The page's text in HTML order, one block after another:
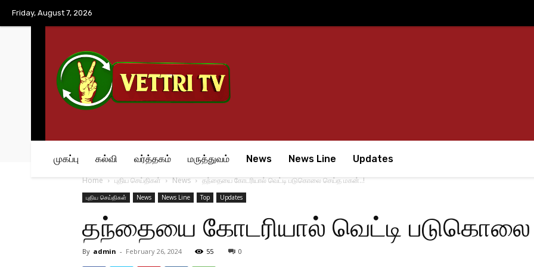
Friday, August 7, 2026
முகப்பு கல்வி வர்த்தகம் மருத்துவம் News News Line Updates
Home புதிய செய்திகள் News தந்தையை கோடரியால் வெட்டி படுகொலை செய்த மகன்..!
புதிய செய்திகள் News News Line Top Updates
தந்தையை கோடரியால் வெட்டி
By admin - February 26, 2024 55 0